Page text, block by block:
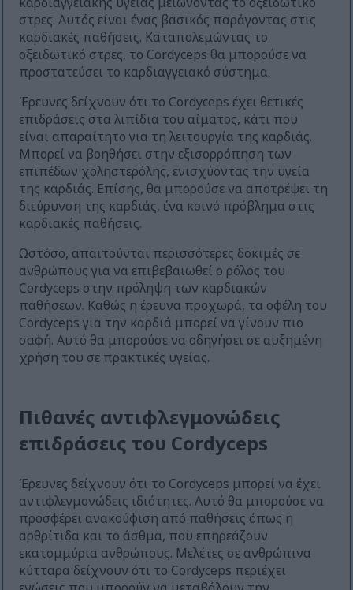
στρες. Αυτός είναι ένας βασικός παράγοντας στις
καρδιακές παθήσεις. Καταπολεμώντας το
οξειδωτικό στρες, το Cordyceps θα μπορούσε να
προστατεύσει το καρδιαγγειακό σύστημα.
Έρευνες δείχνουν ότι το Cordyceps έχει θετικές
επιδράσεις στα λιπίδια του αίματος, κάτι που
είναι απαραίτητο για τη λειτουργία της καρδιάς.
Μπορεί να βοηθήσει στην εξισορρόπηση των
επιπέδων χοληστερόλης, ενισχύοντας την υγεία
της καρδιάς. Επίσης, θα μπορούσε να αποτρέψει τη
διεύρυνση της καρδιάς, ένα κοινό πρόβλημα στις
καρδιακές παθήσεις.
Ωστόσο, απαιτούνται περισσότερες δοκιμές σε
ανθρώπους για να επιβεβαιωθεί ο ρόλος του
Cordyceps στην πρόληψη των καρδιακών
παθήσεων. Καθώς η έρευνα προχωρά, τα οφέλη του
Cordyceps για την καρδιά μπορεί να γίνουν πιο
σαφή. Αυτό θα μπορούσε να οδηγήσει σε αυξημένη
χρήση του σε πρακτικές υγείας.
Πιθανές αντιφλεγμονώδεις
επιδράσεις του Cordyceps
Έρευνες δείχνουν ότι το Cordyceps μπορεί να έχει
αντιφλεγμονώδεις ιδιότητες. Αυτό θα μπορούσε να
προσφέρει ανακούφιση από παθήσεις όπως η
αρθρίτιδα και το άσθμα, που επηρεάζουν
εκατομμύρια ανθρώπους. Μελέτες σε ανθρώπινα
κύτταρα δείχνουν ότι το Cordyceps περιέχει